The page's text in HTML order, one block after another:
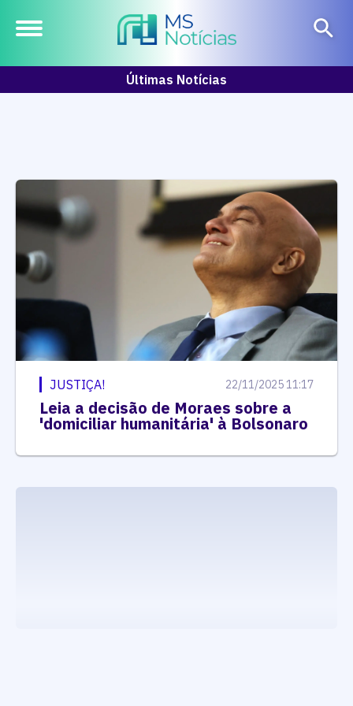
Últimas Notícias
JUSTIÇA! 22/11/2025 11:17
Leia a decisão de Moraes sobre a
'domiciliar humanitária' à Bolsonaro